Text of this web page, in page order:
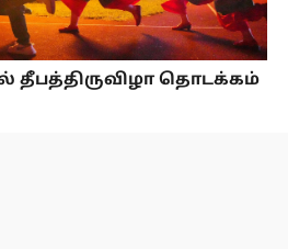
தீபத்திருவிழா தொடக்கம்